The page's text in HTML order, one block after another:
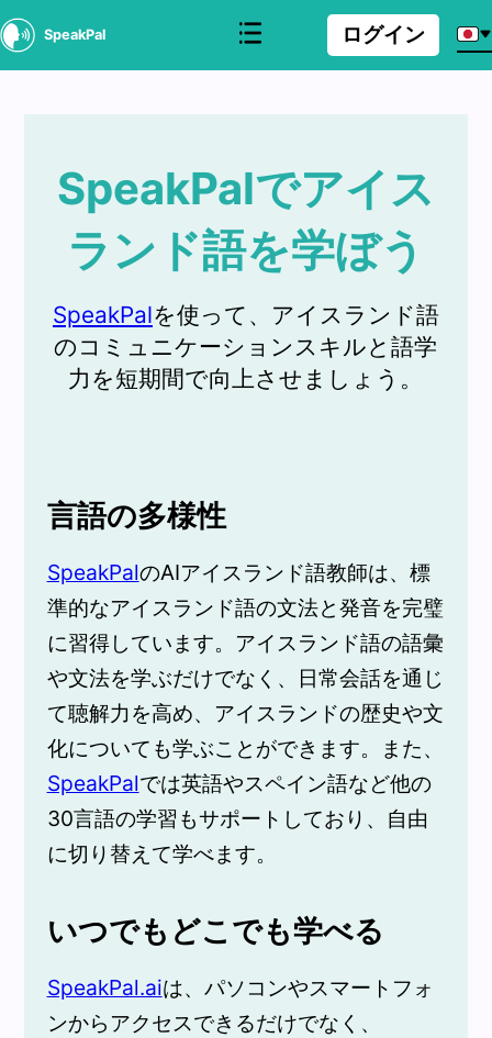
SpeakPal ログイン
SpeakPalでアイス
ランド語を学ぼう
SpeakPalを使って、アイスランド語
のコミュニケーションスキルと語学
力を短期間で向上させましょう。
言語の多様性
SpeakPalのAIアイスランド語教師は、標
準的なアイスランド語の文法と発音を完璧
に習得しています。アイスランド語の語彙
や文法を学ぶだけでなく、日常会話を通じ
て聴解力を高め、アイスランドの歴史や文
化についても学ぶことができます。また、
SpeakPalでは英語やスペイン語など他の
30言語の学習もサポートしており、自由
に切り替えて学べます。
いつでもどこでも学べる
SpeakPal.aiは、パソコンやスマートフォ
ンからアクセスできるだけでなく、